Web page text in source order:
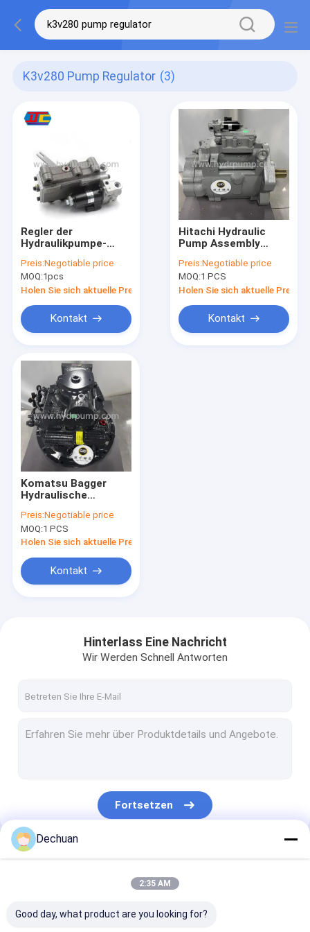
K3v280 Pump Regulator (3)
Regler der
Hydraulikpumpe-
Bagger ZX870-3 D-
0E23
Preis:Negotiable price
MOQ:1pcs
Holen Sie sich aktuelle Preis
Kontakt
Hitachi Hydraulic
Pump Assembly
ZX850 ZX860 ZX870
Tokugawa Hydraulic
Remanufacturing GID
Preis:Negotiable price
MOQ:1 PCS
Holen Sie sich aktuelle Preis
Kontakt
Komatsu Bagger
Hydraulische
00650 708-1L-00651
Kompatibel mit
PC130-7 PC130-8
Preis:Negotiable price
MOQ:1 PCS
Holen Sie sich aktuelle Preis
Kontakt
Hinterlass Eine Nachricht
Wir Werden Schnell Antworten
Fortsetzen
Unsere Kategorien
Dechuan
2:35 AM
Good day, what product are you looking for?